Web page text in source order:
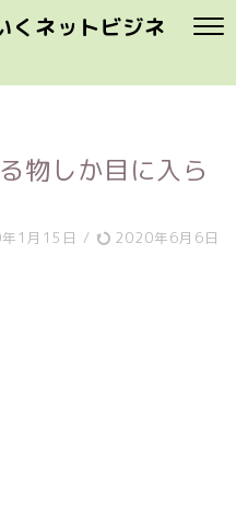
くネットビジネ
物しか目に入ら
1月15日 / 2020年6月6日